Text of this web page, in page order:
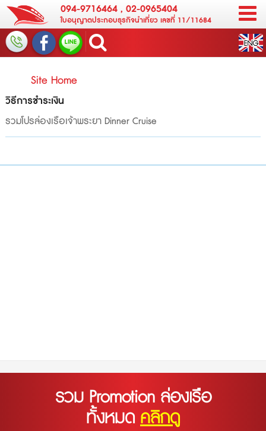
094-9716464, 02-0965404
ใบอนุญาตประกอบธุรกิจนำเที่ยว เลขที่ 11/11684
Site Home
วิธีการชำระเงิน
รวมโปรล่องเรือเจ้าพระยา Dinner Cruise
รวม Promotion ล่องเรือ
ทั้งหมด คลิกดู